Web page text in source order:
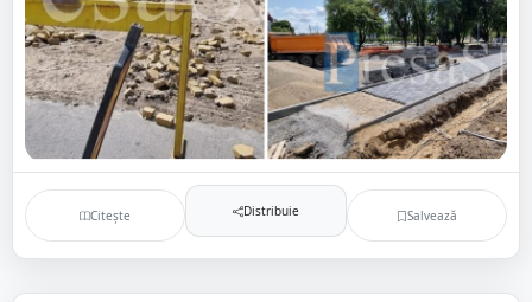
Citește Distribuie Salvează